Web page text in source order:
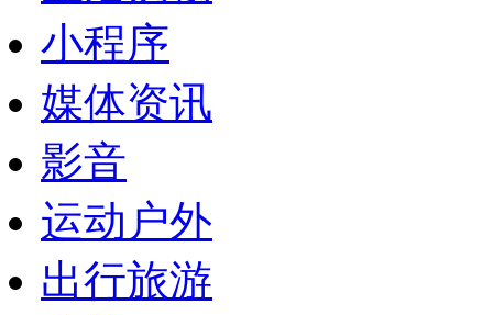
小程序
媒体资讯
影音
运动户外
出行旅游